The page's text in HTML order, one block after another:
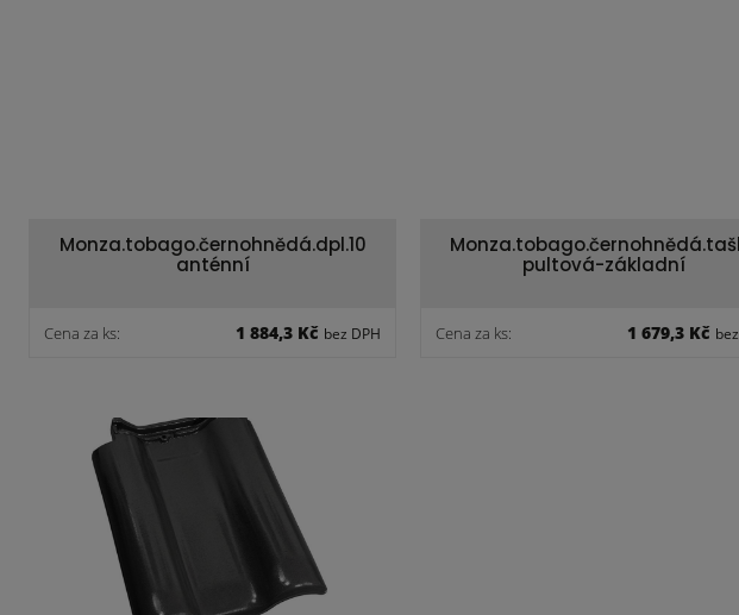
Monza.tobago.černohnědá.dpl.10
anténní
Cena za ks: 1 884,3 Kč bez DPH
pultová-základní
Cena za ks: 1 679,3 Kč